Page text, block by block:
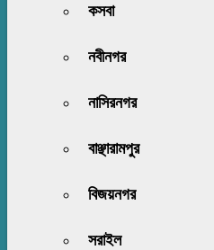
কসবা
নবীনগর
নাসিরনগর
বাঞ্ছারামপুর
বিজয়নগর
সরাইল